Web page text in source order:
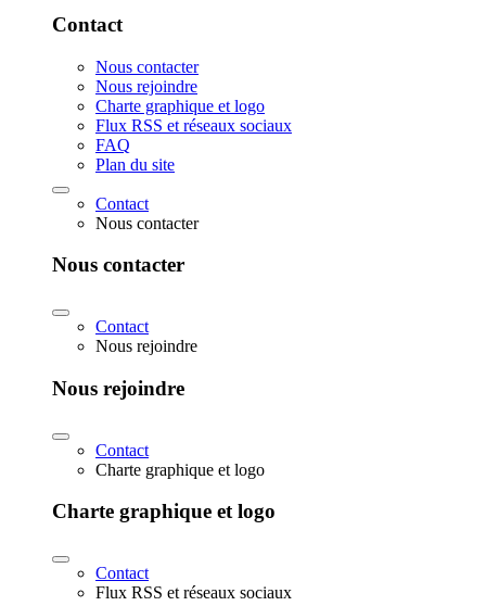
Contact
Nous contacter
Nous rejoindre
Charte graphique et logo
Flux RSS et réseaux sociaux
FAQ
Plan du site
Contact
Nous contacter
Nous contacter
Contact
Nous rejoindre
Nous rejoindre
Contact
Charte graphique et logo
Charte graphique et logo
Contact
Flux RSS et réseaux sociaux